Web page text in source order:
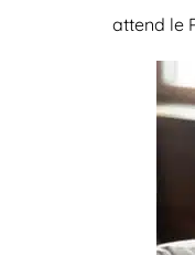
attend le